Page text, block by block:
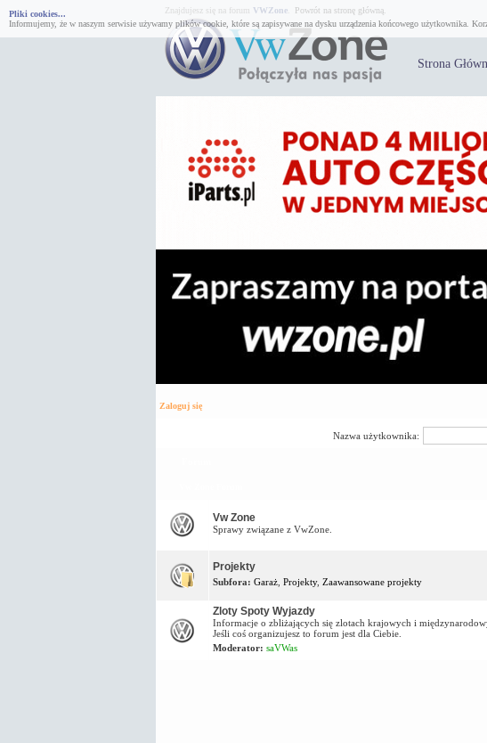
Pliki cookies...
Informujemy, że w naszym serwisie używamy plików cookie, które są zapisywane na dysku urządzenia końcowego użytkownika.
Znajdujesz się na forum VWZone. Powrót na stronę główną.
Strona
Zaloguj się
Nazwa użytkownika:
Vw Zone
Sprawy związane z VwZone.
Projekty
Subfora: Garaż, Projekty, Zaawansowane projekty
Zloty Spoty Wyjazdy
Informacje o zbliżających się zlotach krajowych i
Jeśli coś organizujesz to forum jest dla Ciebie.
Moderator: saVWas